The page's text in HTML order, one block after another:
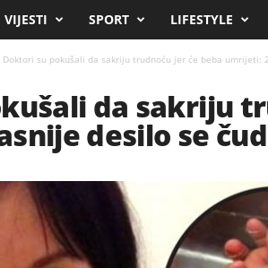
VIJESTI SPORT LIFESTYLE
Doktori su pokušali da sakriju trudnoću jer će beba umrijeti:
da sakriju
desilo se